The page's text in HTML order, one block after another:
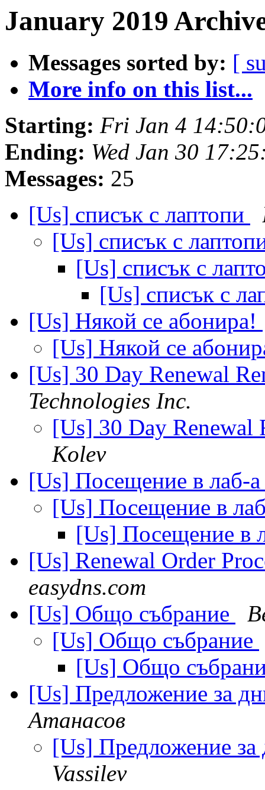
January 2019
Messages sorted by: [
More info on this list...
Starting: Fri Jan 4
Ending: Wed Jan 30
Messages: 25
[Us] списък с лаптопи
[Us] списък с
[Us] списък с
[Us] списък с
[Us] Някой се абонира!
[Us] Някой се
[Us] 30 Day Renewal
Technologies Inc.
[Us] 30 Day
Kolev
[Us] Посещение в лаб-
[Us] Посещение в
[Us] Посещение в
[Us] Renewal Order
easydns.com
[Us] Общо събрание
[Us] Общо събрание
[Us] Общо
[Us] Предложение за
Атанасов
[Us] Предложение
Vassilev